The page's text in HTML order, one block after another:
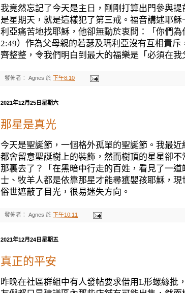
我竟然忘記了今天是主日，剛剛打算出門參與
是星期天，就是這樣犯了第三戒。福音講述耶
利亞痛苦地找耶穌，他卻無動於衷問：「你們
2:49）作為父母親的若瑟及瑪利亞沒有互相責斥
齊整整，令我們明白到最大的福樂是「必須在我
發佈者： Agnes 於 下午8:10
2021年12月25日星期六
那星是真光
今天是聖誕節，一個格外孤單的聖誕節。我最近
都會留意聖誕樹上的裝飾，然而樹頂的星星卻
那裏去了？「在黑暗中行走的百姓，看見了一道
士、牧羊人都是依靠那星才能尋獲嬰孩耶穌，
俗世遮蔽了目光，很易迷失方向。
發佈者： Agnes 於 下午10:11
2021年12月24日星期五
真正的平安
昨晚在社區群組中有人發帖要求借用L形螺絲批